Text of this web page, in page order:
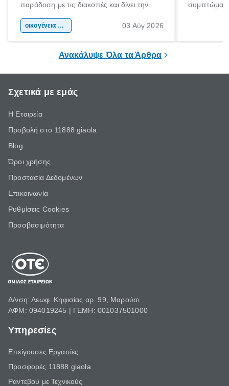
παράδοση με τις διακοπές και δίνει την
χώρας. Είτε πρόκειται για λίγες μέρες
οικογένεια & παιδί 03 Αύγ 2026
Ανακάλυψε Όλα τα Άρθρα
Σχετικά με εμάς
Η Εταιρεία
Προβολή στο 11888 giaola
Blog
Όροι χρήσης
Προστασία Δεδομένων
Επικοινωνία
Ρυθμίσεις Cookies
Προσβασιμότητα
Δ/νση: Λεωφ. Κηφισίας αρ. 99, Μαρούσι
ΑΦΜ: 094019245 | ΓΕΜΗ: 001037501000
Υπηρεσίες
Επείγουσες Εργασίες
Προσφορές 11888 giaola
Ραντεβού με Τεχνικούς